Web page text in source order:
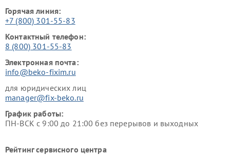
Горячая линия:
+7 (800) 301-55-83
Контактный телефон:
8 (800) 301-55-83
Электронная почта:
info@beko-fixim.ru
для юридических лиц
manager@fix-beko.ru
График работы:
ПН-ВСК с 9:00 до 21:00 без перерывов и выходных
Рейтинг сервисного центра